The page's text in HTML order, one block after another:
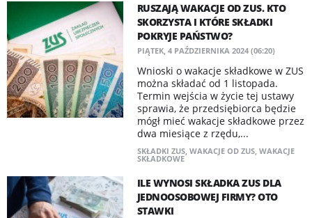
RUSZAJĄ WAKACJE OD ZUS. KTO
SKORZYSTA I KTÓRE SKŁADKI
POKRYJE PAŃSTWO?
PIĄTEK, 4 PAŹDZIERNIKA 2024 (06:20)
Wnioski o wakacje składkowe w ZUS
można składać od 1 listopada.
Termin wejścia w życie tej ustawy
sprawia, że przedsiębiorca będzie
mógł mieć wakacje składkowe przez
dwa miesiące z rzędu,...
SKŁADKI ZUS, WAKACJE OD ZUS, WAKACJE
SKŁADKOWE
ILE WYNOSI SKŁADKA ZUS DLA
JEDNOOSOBOWEJ FIRMY? OTO
STAWKI